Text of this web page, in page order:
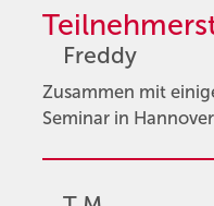
Freddy
Zusammen mit
Seminar in